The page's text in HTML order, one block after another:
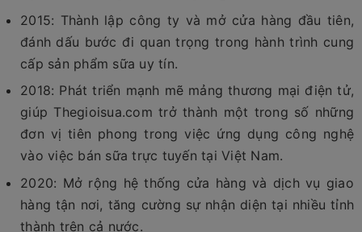
2015: Thành lập công ty và mở cửa hàng đầu tiên,
đánh dấu bước đi quan trọng trong hành trình cung
cấp sản phẩm sữa uy tín.
2018: Phát triển mạnh mẽ mảng thương mại điện tử,
giúp Thegioisua.com trở thành một trong số những
đơn vị tiên phong trong việc ứng dụng công nghệ
vào việc bán sữa trực tuyến tại Việt Nam.
2020: Mở rộng hệ thống cửa hàng và dịch vụ giao
hàng tận nơi, tăng cường sự nhận diện tại nhiều tỉnh
thành trên cả nước.